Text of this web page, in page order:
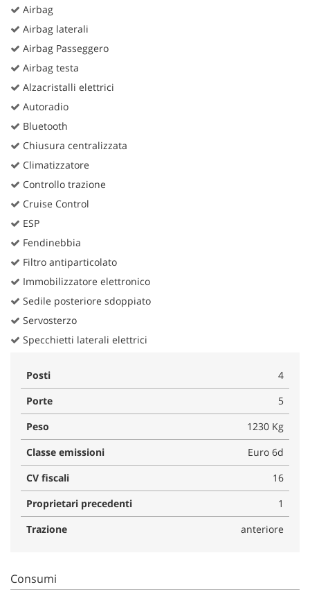
Airbag
Airbag laterali
Airbag Passeggero
Airbag testa
Alzacristalli elettrici
Autoradio
Bluetooth
Chiusura centralizzata
Climatizzatore
Controllo trazione
Cruise Control
ESP
Fendinebbia
Filtro antiparticolato
Immobilizzatore elettronico
Sedile posteriore sdoppiato
Servosterzo
Specchietti laterali elettrici
Posti
4
Porte
5
Peso
1230 Kg
Classe emissioni
Euro 6d
CV fiscali
16
Proprietari precedenti
1
Trazione
anteriore
Consumi